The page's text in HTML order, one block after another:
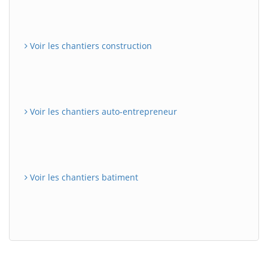
Voir les chantiers construction
Voir les chantiers auto-entrepreneur
Voir les chantiers batiment